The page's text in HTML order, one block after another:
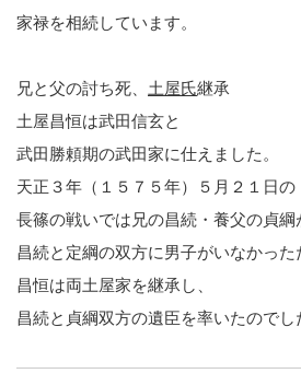
家禄を相続しています。
兄と父の討ち死、 土屋氏継承
土屋昌恒は武田信玄と
武田勝頼期の武田家に仕えました。
天正３年（１５７５年）５月２１日の
長篠の戦いでは兄の昌続・養父の貞綱
昌続と定綱の双方に男子がいなかった
昌恒は両土屋家を継承し、
昌続と貞綱双方の遺臣を率いたのでし